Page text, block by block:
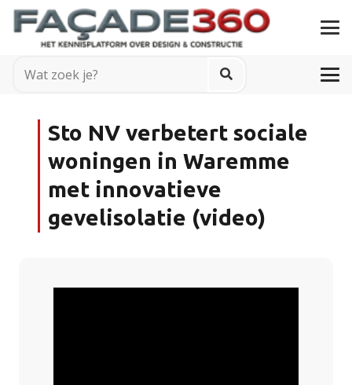
Sto NV verbetert sociale
woningen in Waremme
met innovatieve
gevelisolatie (video)